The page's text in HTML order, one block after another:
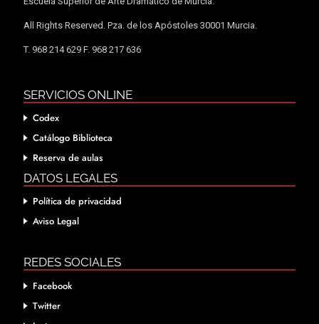
All Rights Reserved. Pza. de los Apóstoles 30001 Murcia.
T. 968 214 629 F. 968 217 636
SERVICIOS ONLINE
Codex
Catálogo Biblioteca
Reserva de aulas
DATOS LEGALES
Política de privacidad
Aviso Legal
REDES SOCIALES
Facebook
Twitter